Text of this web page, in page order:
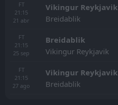
FT
21:15
21 abr
Vikingur Reykjavik
Breidablik
FT
21:15
25 sep
Breidablik
Vikingur Reykjavik
FT
21:15
27 ago
Vikingur Reykjavik
Breidablik